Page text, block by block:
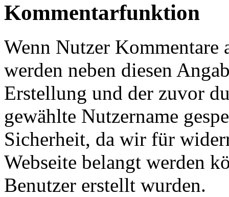
Kommentarfunktion
Wenn Nutzer Kommentare
werden neben diesen
Erstellung und der zuvor
gewählte Nutzername
Sicherheit, da wir für
Webseite belangt werden
Benutzer erstellt wurden.